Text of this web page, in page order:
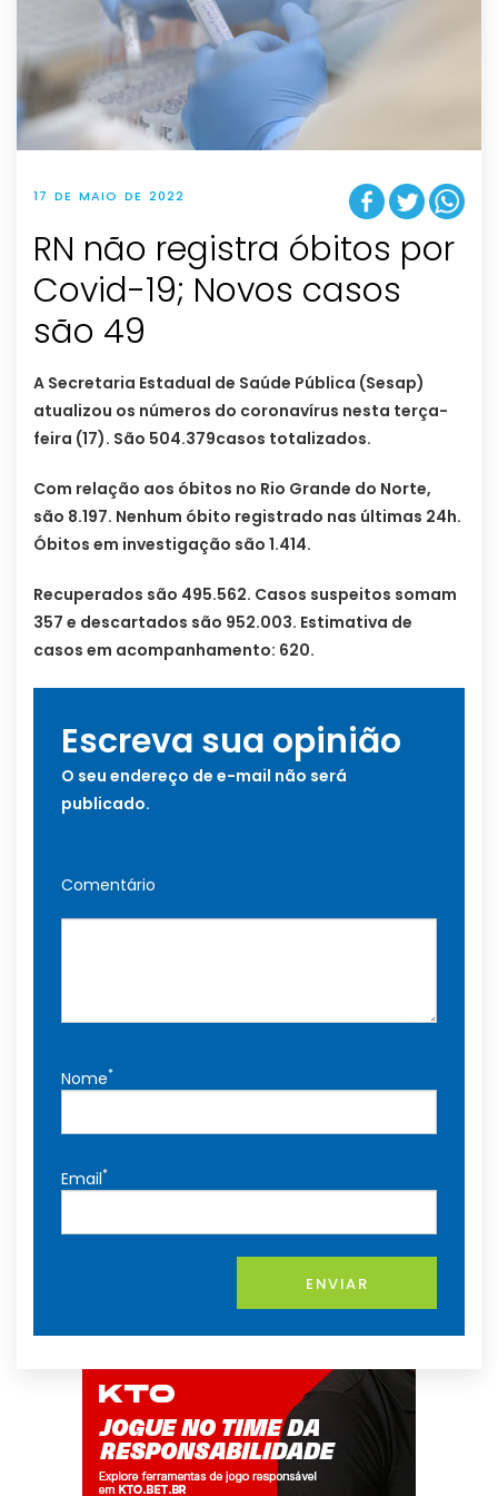
17 DE MAIO DE 2022
RN não registra óbitos por
Covid-19; Novos casos
são 49
A Secretaria Estadual de Saúde Pública (Sesap)
atualizou os números do coronavírus nesta terça-
feira (17). São 504.379casos totalizados.
Com relação aos óbitos no Rio Grande do Norte,
são 8.197. Nenhum óbito registrado nas últimas 24h.
Óbitos em investigação são 1.414.
Recuperados são 495.562. Casos suspeitos somam
357 e descartados são 952.003. Estimativa de
casos em acompanhamento: 620.
Escreva sua opinião
O seu endereço de e-mail não será
publicado.
Comentário
Nome*
Email*
ENVIAR